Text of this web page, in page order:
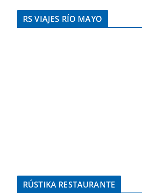
RS VIAJES RÍO MAYO
RÚSTIKA RESTAURANTE